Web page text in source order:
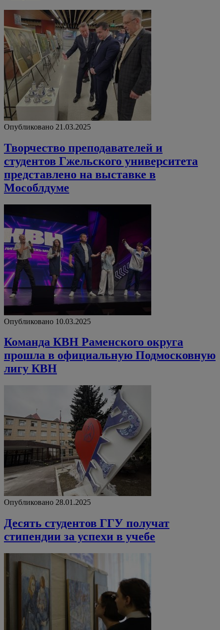
Опубликовано 21.03.2025
Творчество преподавателей и
студентов Гжельского университета
представлено на выставке в
Мособлдуме
Опубликовано 10.03.2025
Команда КВН Раменского округа
прошла в официальную Подмосковную
лигу КВН
Опубликовано 28.01.2025
Десять студентов ГГУ получат
стипендии за успехи в учебе